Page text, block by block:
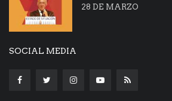
28 DE MARZO
SOCIAL MEDIA